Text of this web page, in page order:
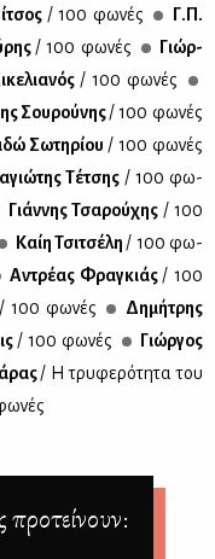
/ 100 φω­νές
Γ.Π.
/ 100 φω­νές
Γιώρ­
/ 100 φω­νές
Σου­ρού­νης/ 100 φω­νές
Σω­τη­ρί­ου / 100 φω­νές
Τέ­τσης / 100 φω­
Γιάν­νης Τσα­ρού­χης / 100
Καίη Τσι­τσέ­λη / 100 φω­
Αντρέ­ας Φρα­γκιάς / 100
/ 100 φω­νές
Δη­μή­τρης
/ 100 φω­νές
Γιώρ­γος
/ Η τρυ­φε­ρό­τη­τα του
προτείνουν: